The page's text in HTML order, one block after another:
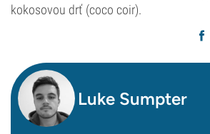
kokosovou drť (coco coir).
Luke Sumpter